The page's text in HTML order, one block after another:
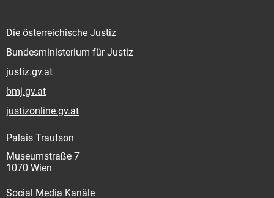
Die österreichische Justiz
Bundesministerium für Justiz
justiz.gv.at
bmj.gv.at
justizonline.gv.at
Palais Trautson
Museumstraße 7
1070 Wien
Social Media Kanäle